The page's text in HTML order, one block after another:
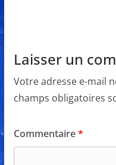
Laisser un
Votre adresse e-mail
champs obligatoires
Commentaire*